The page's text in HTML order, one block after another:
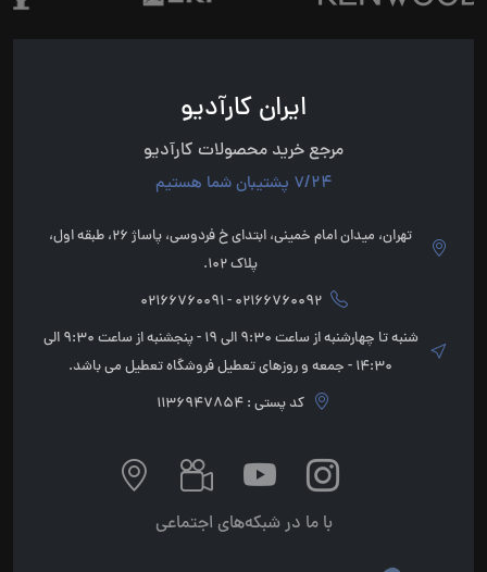
ایران کارآدیو
مرجع خرید محصولات کارآدیو
7/24 پشتیبان شما هستیم
تهران، میدان امام خمینی، ابتدای خ فردوسی، پاساژ 26، طبقه اول،
پلاک 102.
02166760092 - 02166760091
شنبه تا چهارشنبه از ساعت 9:30 الی 19 - پنجشنبه از ساعت 9:30 الی
14:30 - جمعه و روزهای تعطیل فروشگاه تعطیل می باشد.
کد پستی : 1136947854
با ما در شبکه‌های اجتماعی